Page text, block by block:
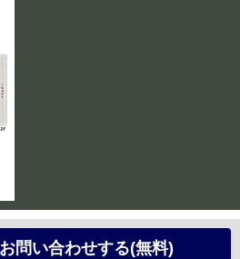
問い合わせする(無料)